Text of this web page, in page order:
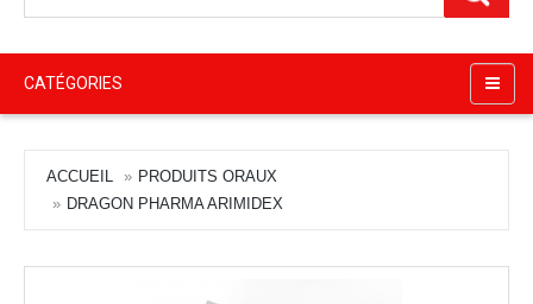
CATÉGORIES
ACCUEIL
PRODUITS ORAUX
DRAGON PHARMA ARIMIDEX